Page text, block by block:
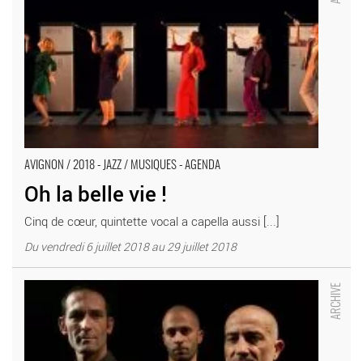
AVIGNON / 2018 - JAZZ / MUSIQUES - AGENDA
Oh la belle vie !
Cinq de cœur, quintette vocal a capella aussi [...]
Du vendredi 6 juillet 2018 au 29 juillet 2018
Zone Libre & Marc Nammour : Debout dans les cordages -
Critique sortie Avignon / 2018 Avignon Avignon Off. Festival
Contre courant